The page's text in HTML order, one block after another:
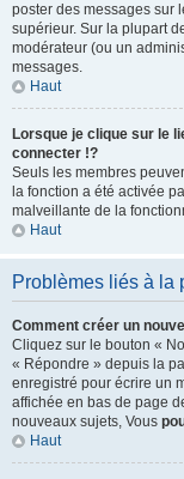
poster des messages sur
supérieur. Sur la plupart
modérateur (ou un
messages.
Haut
Lorsque je clique sur le
connecter !?
Seuls les membres
la fonction a été activée
malveillante de la
Haut
Problèmes liés à la
Comment créer un
Cliquez sur le bouton «
« Répondre » depuis la
enregistré pour écrire un
affichée en bas de page
nouveaux sujets, Vous
Haut